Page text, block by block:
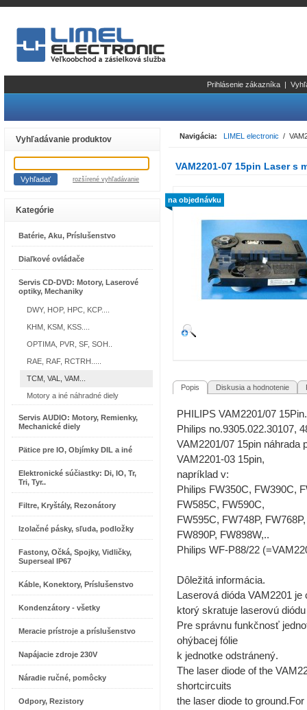
Prihlásenie zákazníka |
Vyhľadávanie produktov
rozšírené vyhľadávanie
Kategórie
Batérie, Aku, Príslušenstvo
Diaľkové ovládače
Servis CD-DVD: Motory, Laserové
optiky, Mechaniky
DWY, HOP, HPC, KCP....
KHM, KSM, KSS....
OPTIMA, PVR, SF, SOH..
RAE, RAF, RCTRH.....
TCM, VAL, VAM...
Motory a iné náhradné diely
Servis AUDIO: Motory, Remienky,
Mechanické diely
Pätice pre IO, Objímky DIL a iné
Elektronické súčiastky: Di, IO, Tr,
Tri, Tyr..
Filtre, Kryštály, Rezonátory
Izolačné pásky, sľuda, podložky
Fastony, Očká, Spojky, Vidličky,
Superseal IP67
Káble, Konektory, Príslušenstvo
Kondenzátory - všetky
Meracie prístroje a príslušenstvo
Napájacie zdroje 230V
Náradie ručné, pomôcky
Odpory, Rezistory
Navigácia: LIMEL electronic /
VAM2201-07 15pin Laser s
na objednávku
Popis Diskusia a hodnotenie
PHILIPS VAM2201/07
Philips no.9305.022.30107,
VAM2201/07 15pin náhrada
VAM2201-03 15pin,
napríklad v:
Philips FW350C, FW390C,
FW585C, FW590C,
FW595C, FW748P,
FW890P, FW898W,..
Philips WF-P88/22
Dôležitá informácia.
Laserová dióda VAM2201
ktorý skratuje laserovú
Pre správnu funkčnosť
ohýbacej fólie
k jednotke odstránený.
The laser diode of the
shortcircuits
the laser diode to